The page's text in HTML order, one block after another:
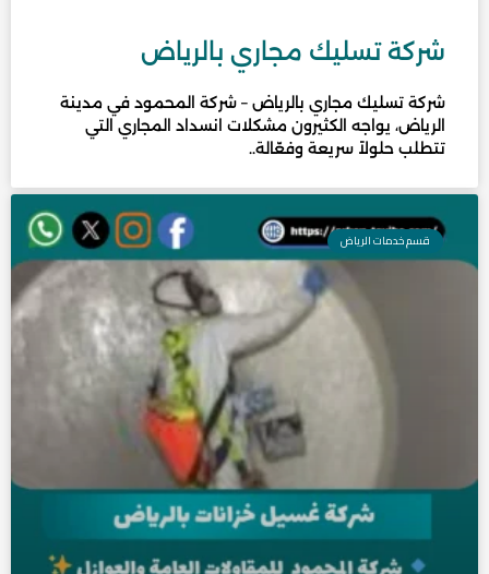
شركة تسليك مجاري بالرياض
شركة تسليك مجاري بالرياض – شركة المحمود في مدينة
الرياض، يواجه الكثيرون مشكلات انسداد المجاري التي
تتطلب حلولاً سريعة وفعّالة..
قسم خدمات الرياض